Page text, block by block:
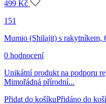
499 Kč
151
Mumio (Shilajit) s rakytníkem,
0 hodnocení
Unikátní produkt na podporu
Mimořádná přírodní...
Přidat do košíkuPřidáno do